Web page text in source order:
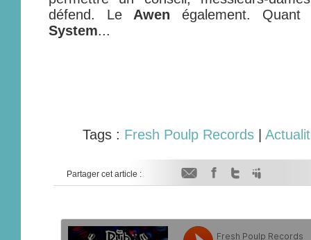
défend. Le Awen également.
System...
Tags : Fresh Poulp Records|
Partager cet article :